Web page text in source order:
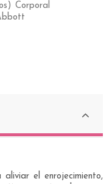
Corporal
el enrojecimiento,